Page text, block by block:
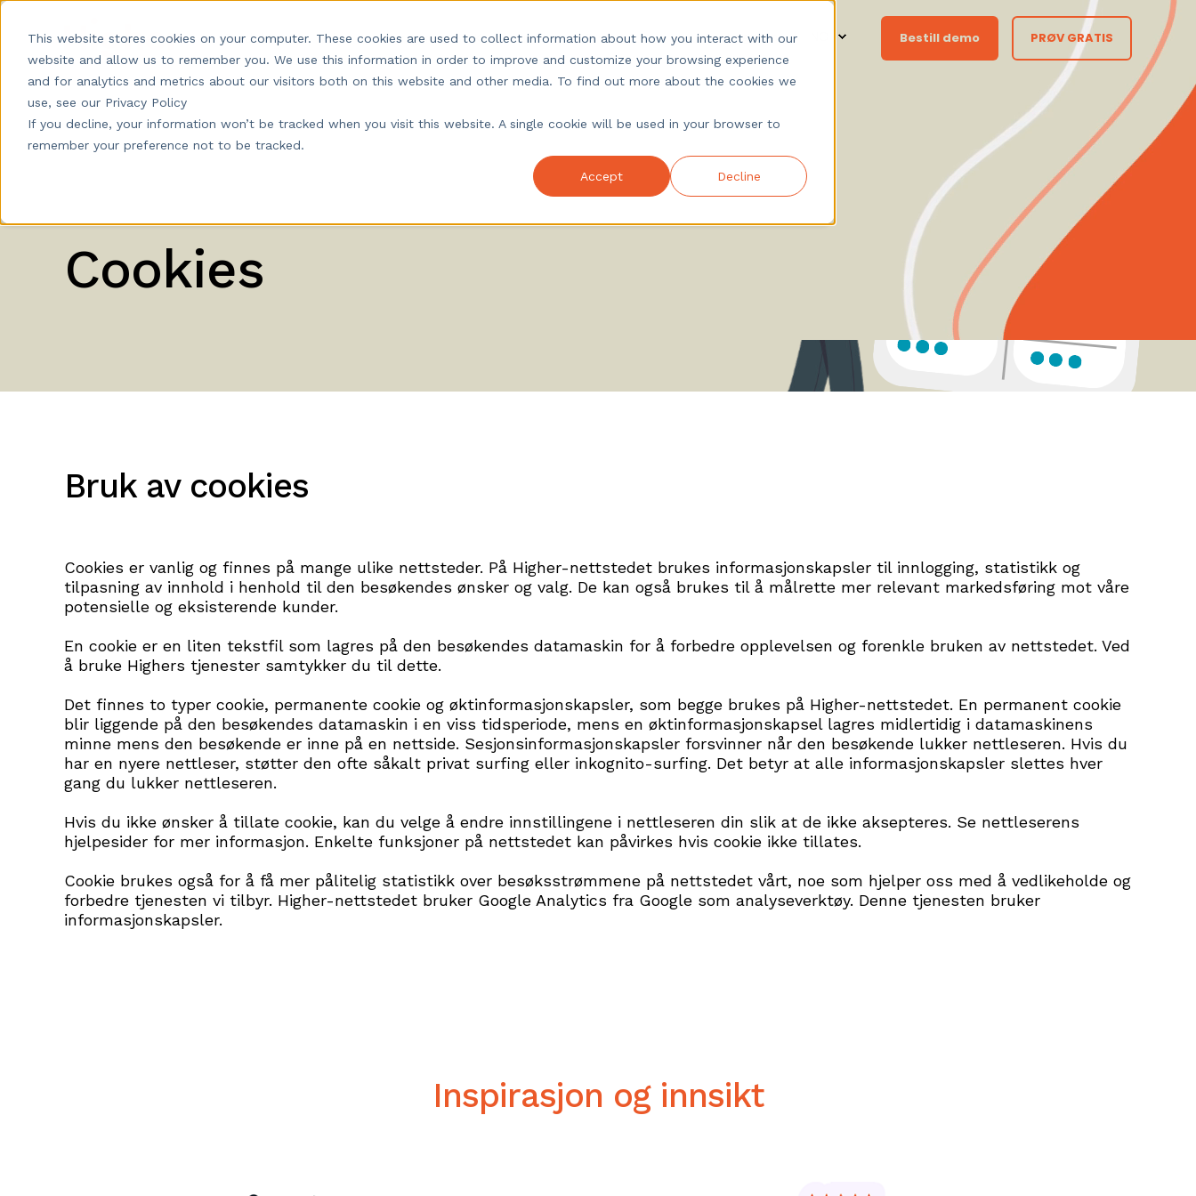
This website stores cookies on your computer. These cookies are used to collect information about how you interact with our
website and allow us to remember you. We use this information in order to improve and customize your browsing experience
and for analytics and metrics about our visitors both on this website and other media. To find out more about the cookies we
use, see our Privacy Policy
If you decline, your information won’t be tracked when you visit this website. A single cookie will be used in your browser to
remember your preference not to be tracked.
Accept Decline
Produkt Pris Kunder Kunnskap Om oss Logg inn Bestill demo PRØV GRATIS
Cookies
Bruk av cookies
Cookies er vanlig og finnes på mange ulike nettsteder. På Higher-nettstedet brukes informasjonskapsler til innlogging, statistikk og
tilpasning av innhold i henhold til den besøkendes ønsker og valg. De kan også brukes til å målrette mer relevant markedsføring mot våre
potensielle og eksisterende kunder.
En cookie er en liten tekstfil som lagres på den besøkendes datamaskin for å forbedre opplevelsen og forenkle bruken av nettstedet. Ved
å bruke Highers tjenester samtykker du til dette.
Det finnes to typer cookie, permanente cookie og øktinformasjonskapsler, som begge brukes på Higher-nettstedet. En permanent cookie
blir liggende på den besøkendes datamaskin i en viss tidsperiode, mens en øktinformasjonskapsel lagres midlertidig i datamaskinens
minne mens den besøkende er inne på en nettside. Sesjonsinformasjonskapsler forsvinner når den besøkende lukker nettleseren. Hvis du
har en nyere nettleser, støtter den ofte såkalt privat surfing eller inkognito-surfing. Det betyr at alle informasjonskapsler slettes hver
gang du lukker nettleseren.
Hvis du ikke ønsker å tillate cookie, kan du velge å endre innstillingene i nettleseren din slik at de ikke aksepteres. Se nettleserens
hjelpesider for mer informasjon. Enkelte funksjoner på nettstedet kan påvirkes hvis cookie ikke tillates.
Cookie brukes også for å få mer pålitelig statistikk over besøksstrømmene på nettstedet vårt, noe som hjelper oss med å vedlikeholde og
forbedre tjenesten vi tilbyr. Higher-nettstedet bruker Google Analytics fra Google som analyseverktøy. Denne tjenesten bruker
informasjonskapsler.
Inspirasjon og innsikt